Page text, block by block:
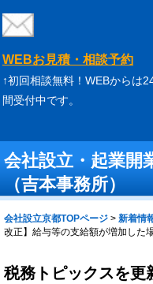
WEBお見積・相談予約
↑初回相談無料！WEBからは
間受付中です。
会社設立・起業開
（吉本事務所）
会社設立京都TOPページ > 新着情
改正】給与等の支給額が増加した
税務トピックスを更